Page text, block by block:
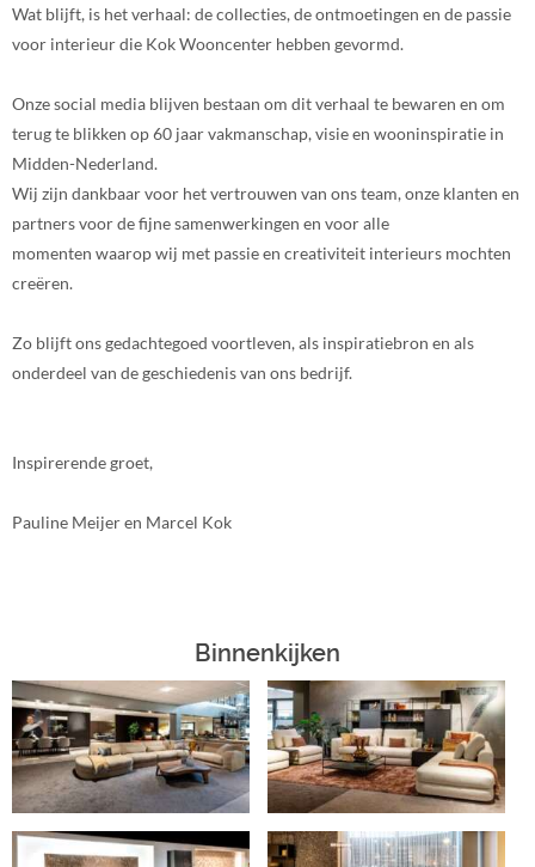
Wat blijft, is het verhaal: de collecties, de ontmoetingen en de passie
voor interieur die Kok Wooncenter hebben gevormd.
Onze social media blijven bestaan om dit verhaal te bewaren en om
terug te blikken op 60 jaar vakmanschap, visie en wooninspiratie in
Midden-Nederland.
Wij zijn dankbaar voor het vertrouwen van ons team, onze klanten en
partners voor de fijne samenwerkingen en voor alle
momenten waarop wij met passie en creativiteit interieurs mochten
creëren.
Zo blijft ons gedachtegoed voortleven, als inspiratiebron en als
onderdeel van de geschiedenis van ons bedrijf.
Inspirerende groet,
Pauline Meijer en Marcel Kok
Binnenkijken